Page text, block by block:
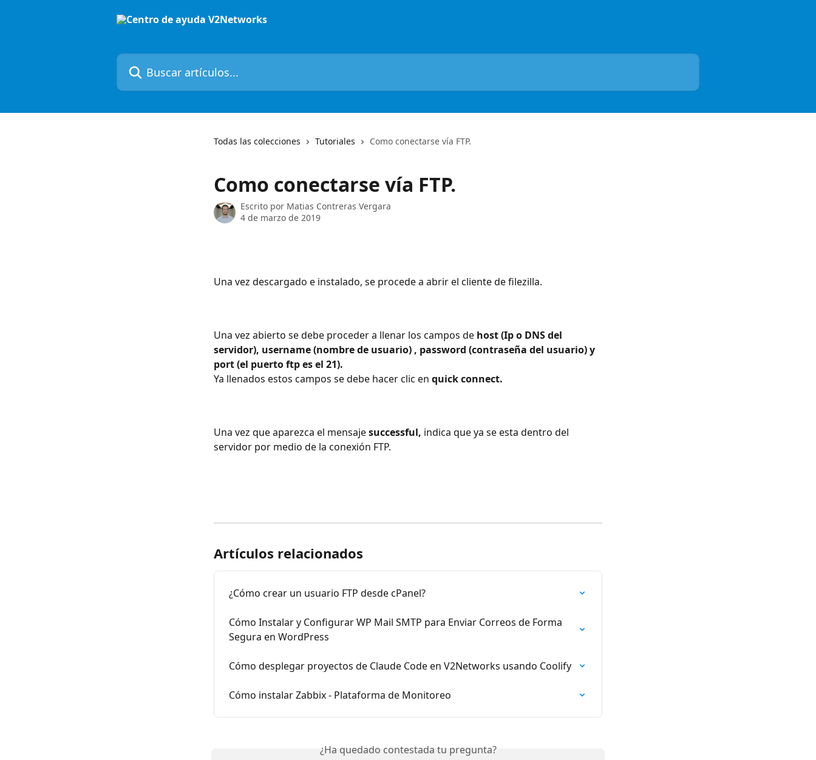
Buscar artículos...
Todas las colecciones Tutoriales Como conectarse vía FTP.
Como conectarse vía FTP.
Escrito por Matias Contreras Vergara
4 de marzo de 2019
Una vez descargado e instalado, se procede a abrir el cliente de filezilla.
Una vez abierto se debe proceder a llenar los campos de host (Ip o DNS del
servidor), username (nombre de usuario) , password (contraseña del usuario) y
port (el puerto ftp es el 21).
Ya llenados estos campos se debe hacer clic en quick connect.
Una vez que aparezca el mensaje successful, indica que ya se esta dentro del
servidor por medio de la conexión FTP.
Artículos relacionados
¿Cómo crear un usuario FTP desde cPanel?
Cómo Instalar y Configurar WP Mail SMTP para Enviar Correos de Forma
Segura en WordPress
Cómo desplegar proyectos de Claude Code en V2Networks usando Coolify
Cómo instalar Zabbix - Plataforma de Monitoreo
¿Ha quedado contestada tu pregunta?